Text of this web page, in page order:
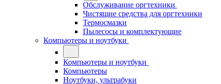
Обслуживание оргтехники
Чистящие средства для оргтехники
Термосмазки
Пылесосы и комплектующие
Компьютеры и ноутбуки
Компьютеры и ноутбуки
Компьютеры
Ноутбуки, ультрабуки